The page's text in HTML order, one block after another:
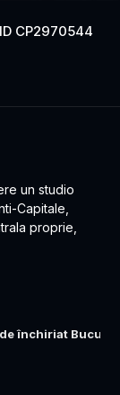
ID CP2970544
închiriat
un studio
Capitale,
proprie,